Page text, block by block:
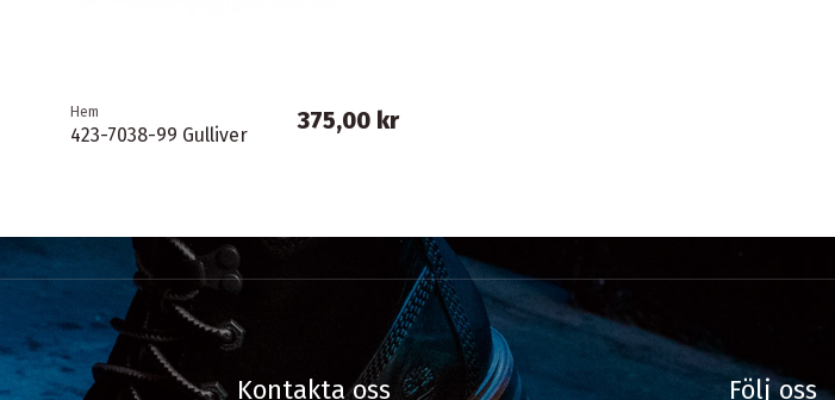
Hem
423-7038-99 Gulliver
375,00 kr
Kontakta oss Följ oss